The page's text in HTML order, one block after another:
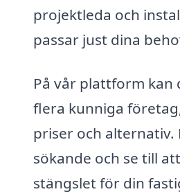
projektleda och
passar just dina
På vår plattform
flera kunniga
priser och
sökande och se till
stängslet för din